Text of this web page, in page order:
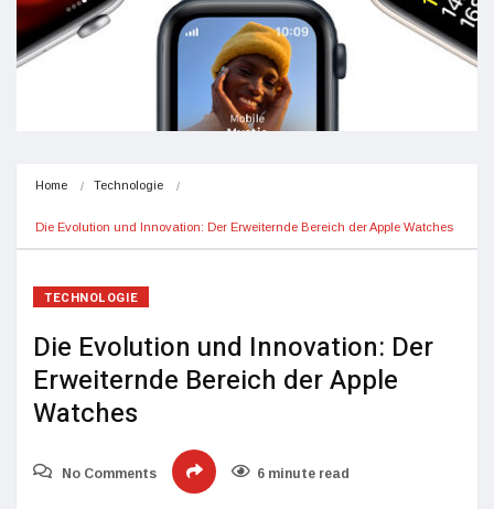
Home Technologie
Die Evolution und Innovation: Der Erweiternde Bereich der Apple Watches
TECHNOLOGIE
Die Evolution und Innovation: Der
Erweiternde Bereich der Apple
Watches
No Comments 6 minute read